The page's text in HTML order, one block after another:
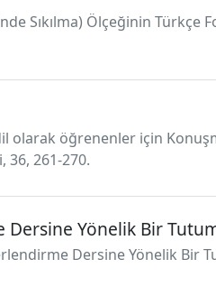
Sıkılma) Ölçeğinin
olarak öğrenenler için
36, 261-270.
Yönelik Bir
Dersine Yönelik